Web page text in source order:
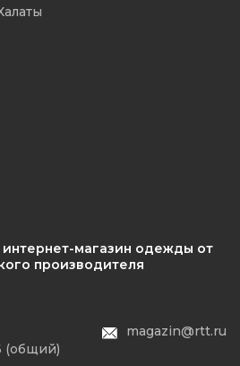
магазин одежды от
производителя
(общий)
magazin@rtt.ru